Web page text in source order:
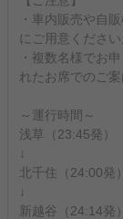
・車内販売や自
にご用意ください
・複数名様でお
れたお席でのご
～運行時間～
浅草（23:45発）
↓
北千住（24:00発）
↓
新越谷（24:14発）